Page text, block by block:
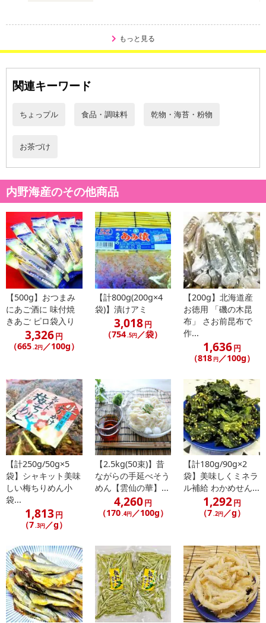
また、[新たな加工食品の原料原産地表示制度]の経過措置期間の終
了により、商品詳細内に記載の原産国・原材料の表記が旧表記の場
合がございます。
によるお申込み後のキャンセル・返品交換は対応いたしかねます。
※送料はお試し費用に含まれております。
ンクまとめて支払い、楽天ペイ、メルペイ、AEON Pay、Amazon
了することがございます。ご了承いただいたうえでお申し込みくだ
さい。
【配送伝票番号について】
※配送形態がメール便の商品については、商品の発送完了後、配送
伝票番号がマイページに表示されない場合もございます。
【配送日時の指定について】
※配送日時の指定が可能な商品の場合、商品によってご指定できる
配送日、配送時間が異なる可能性がございます。
カート機能をご利用の場合は、配送日時指定をご利用いただけませ
休業日
さい）
こちらの情報は2026年07月09日 時点での情報となります。
もっと見る
関連キーワード
ちょっプル 食品・調味料 乾物・海苔・粉物
お茶づけ
内野海産のその他商品
【500g】おつまみ
にあご酒に 味付焼
きあご ピロ袋入り
3,326円
（665.2円 ／100g）
【計800g(200g×4
袋)】漬けアミ
3,018円
（754.5円 ／袋）
【200g】北海道産
お徳用 「磯の木昆
布」 さお前昆布で
作...
1,636円
（818 円／100g）
【計250g/50g×5
袋】シャキット美味
しい梅ちりめん小
袋...
1,813円
（7.3円／g）
【2.5kg(50束)】昔
ながらの手延べそう
めん【雲仙の華】...
4,260円
（170.4円／100g）
【計180g/90g×2
袋】美味しくミネラ
ル補給 わかめせん...
1,292円
（7.2円／g）